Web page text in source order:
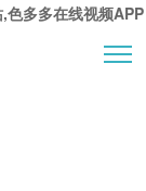
色多多在线视频APP